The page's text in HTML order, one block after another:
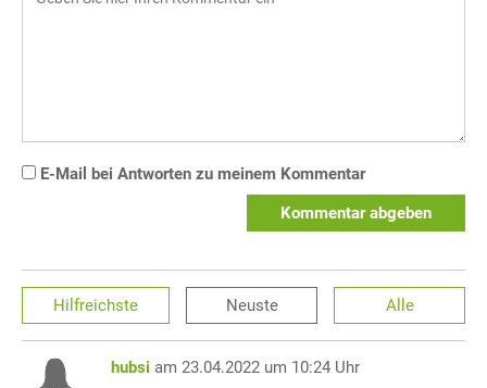
E-Mail bei Antworten zu meinem Kommentar
Kommentar abgeben
Hilfreichste Neuste Alle
hubsi am 23.04.2022 um 10:24 Uhr